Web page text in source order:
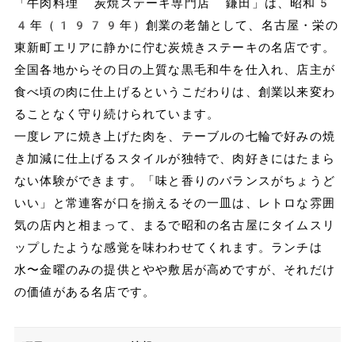
「牛肉料理 炭焼ステーキ専門店 鎌田」は、昭和5
4年（1979年）創業の老舗として、名古屋・栄の
東新町エリアに静かに佇む炭焼きステーキの名店です。
全国各地からその日の上質な黒毛和牛を仕入れ、店主が
食べ頃の肉に仕上げるというこだわりは、創業以来変わ
ることなく守り続けられています。
一度レアに焼き上げた肉を、テーブルの七輪で好みの焼
き加減に仕上げるスタイルが独特で、肉好きにはたまら
ない体験ができます。「味と香りのバランスがちょうど
いい」と常連客が口を揃えるその一皿は、レトロな雰囲
気の店内と相まって、まるで昭和の名古屋にタイムスリ
ップしたような感覚を味わわせてくれます。ランチは
水〜金曜のみの提供とやや敷居が高めですが、それだけ
の価値がある名店です。